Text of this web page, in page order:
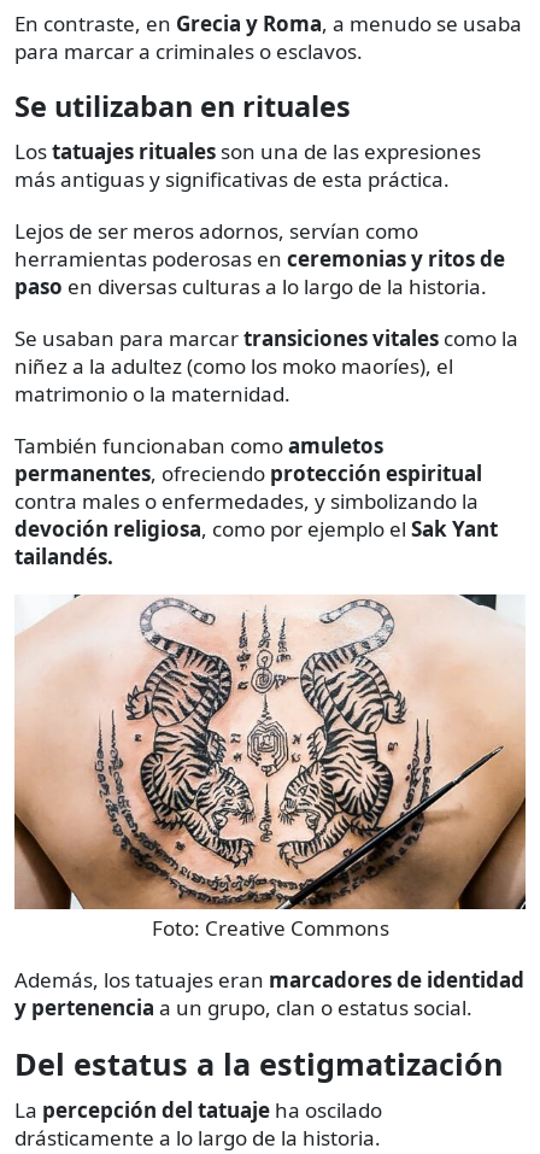
En contraste, en Grecia y Roma, a menudo se usaba
para marcar a criminales o esclavos.
Se utilizaban en rituales
Lostatuajes rituales son una de las expresiones
más antiguas y significativas de esta práctica.
Lejos de ser meros adornos, servían como
herramientas poderosas en ceremonias y ritos de
paso en diversas culturas a lo largo de la historia.
Se usaban para marcartransiciones vitales como la
niñez a la adultez (como los moko maoríes), el
matrimonio o la maternidad.
También funcionaban comoamuletos
permanentes, ofreciendo protección espiritual
contra males o enfermedades, y simbolizando la
devoción religiosa, como por ejemplo el Sak Yant
tailandés.
Foto: Creative Commons
Además, los tatuajes eran marcadores de identidad
y pertenencia a un grupo, clan o estatus social.
Del estatus a la estigmatización
La percepción del tatuaje ha oscilado
drásticamente a lo largo de la historia.